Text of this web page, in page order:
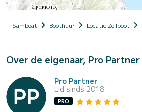
Samboat Boothuur Locatie Zeilboot
Over de eigenaar, Pro Partner
Pro Partner
Lid sinds 2018
PRO